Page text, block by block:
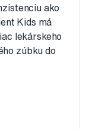
ako
Kids má
lekárskeho
zúbku do